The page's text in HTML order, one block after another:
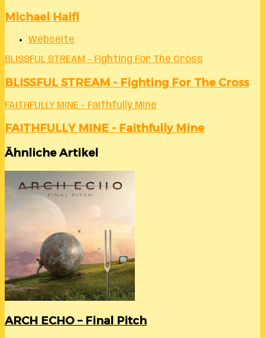
Michael Haifl
Webseite
BLISSFUL STREAM - Fighting For The Cross
BLISSFUL STREAM - Fighting For The Cross
FAITHFULLY MINE - Faithfully Mine
FAITHFULLY MINE - Faithfully Mine
Ähnliche Artikel
ARCH ECHO – Final Pitch